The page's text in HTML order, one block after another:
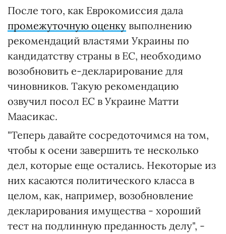
После того, как Еврокомиссия дала
промежуточную оценку выполнению
рекомендаций властями Украины по
кандидатству страны в ЕС, необходимо
возобновить е-декларирование для
чиновников. Такую рекомендацию
озвучил посол ЕС в Украине Матти
Маасикас.
"Теперь давайте сосредоточимся на том,
чтобы к осени завершить те несколько
дел, которые еще остались. Некоторые из
них касаются политического класса в
целом, как, например, возобновление
декларирования имущества - хороший
тест на подлинную преданность делу", -